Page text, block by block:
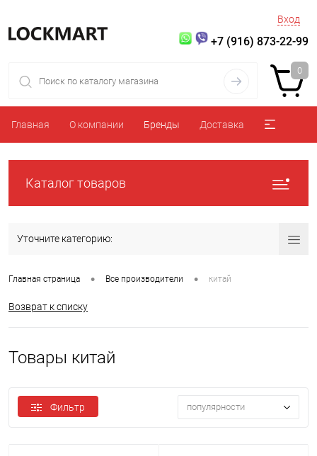
Вход
+7 (916) 873-22-99
0
Главная О компании Бренды Доставка
Каталог товаров
Уточните категорию:
Главная страница • Все производители • китай
Возврат к списку
Товары китай
Фильтр популярности